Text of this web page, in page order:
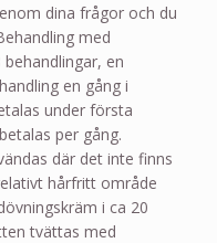
dina frågor och du
med
en
en gång i
under första
per gång.
där det inte finns
hårfritt område
i ca 20
tvättas med